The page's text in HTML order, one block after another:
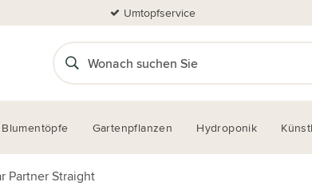
Umtopfservice
Blumentöpfe Gartenpflanzen Hydroponik
Partner Straight